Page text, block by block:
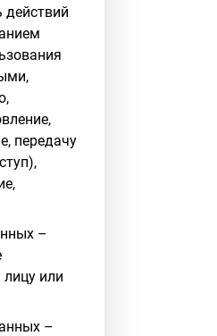
действий
передачу
–
или
–